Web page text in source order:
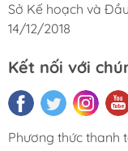
Sở Kế hoạch và
14/12/2018
Kết nối với
Phương thức thanh